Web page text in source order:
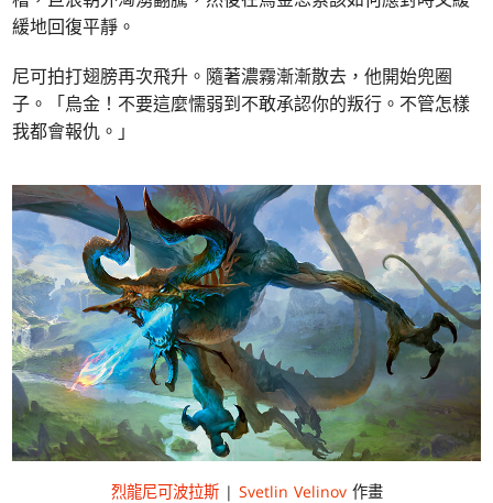
緩地回復平靜。
尼可拍打翅膀再次飛升。隨著濃霧漸漸散去，他開始兜圈
子。「烏金！不要這麼懦弱到不敢承認你的叛行。不管怎樣
我都會報仇。」
烈龍尼可波拉斯| Svetlin Velinov作畫